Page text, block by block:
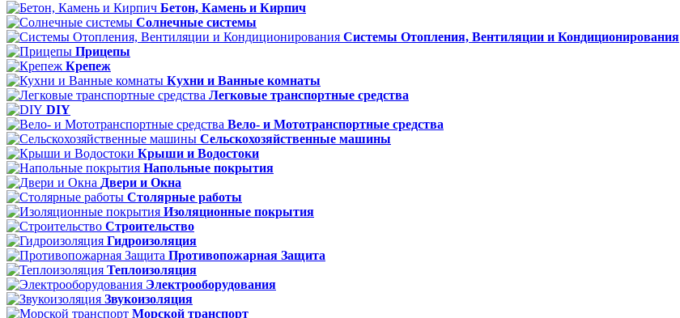
Бетон, Камень и Кирпич
Солнечные системы
Системы Отопления, Вентиляции и Кондиционирования
Прицепы
Крепеж
Кухни и Ванные комнаты
Легковые транспортные средства
DIY
Вело- и Мототранспортные средства
Сельскохозяйственные машины
Крыши и Водостоки
Напольные покрытия
Двери и Окна
Столярные работы
Изоляционные покрытия
Строительство
Гидроизоляция
Противопожарная Защита
Теплоизоляция
Электрооборудования
Звукоизоляция
Морской транспорт